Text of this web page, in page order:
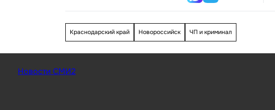
Краснодарский край Новороссийск ЧП и криминал
Новости СМИ2